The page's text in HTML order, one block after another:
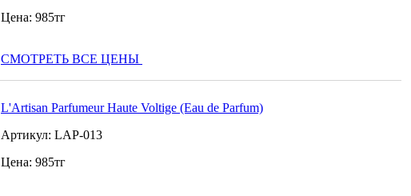
Цена: 985тг
СМОТРЕТЬ ВСЕ ЦЕНЫ
L'Artisan Parfumeur Haute Voltige (Eau de Parfum)
Артикул: LAP-013
Цена: 985тг